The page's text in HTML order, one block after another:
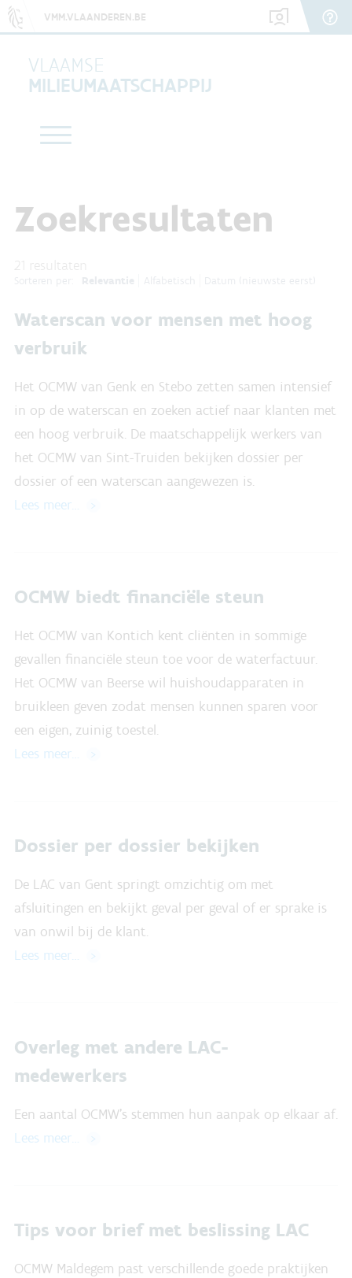
VMM.VLAANDEREN.BE
VLAAMSE
MILIEUMAATSCHAPPIJ
Zoekresultaten
Waterscan voor mensen met hoog
verbruik
Het OCMW van Genk en Stebo zetten samen intensief
in op de waterscan en zoeken actief naar klanten met
een hoog verbruik. De maatschappelijk werkers van
het OCMW van Sint-Truiden bekijken dossier per
dossier of een waterscan aangewezen is.
Lees meer…
OCMW biedt financiële steun
Het OCMW van Kontich kent cliënten in sommige
gevallen financiële steun toe voor de waterfactuur.
Het OCMW van Beerse wil huishoudapparaten in
bruikleen geven zodat mensen kunnen sparen voor
een eigen, zuinig toestel.
Lees meer…
Dossier per dossier bekijken
De LAC van Gent springt omzichtig om met
afsluitingen en bekijkt geval per geval of er sprake is
van onwil bij de klant.
Lees meer…
Overleg met andere LAC-
medewerkers
Een aantal OCMW’s stemmen hun aanpak op elkaar af.
Lees meer…
Tips voor brief met beslissing LAC
OCMW Maldegem past verschillende goede praktijken